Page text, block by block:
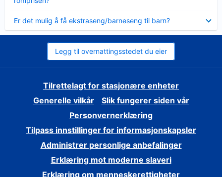
Er det mulig å få ekstraseng/barneseng til barn?
mindre
Legg til overnattingsstedet du eier
Tilrettelagt for stasjonære enheter
Generelle vilkår
Slik fungerer siden vår
Personvernerklæring
Tilpass innstillinger for informasjonskapsler
Administrer personlige anbefalinger
Erklæring mot moderne slaveri
Erklæring om menneskerettigheter